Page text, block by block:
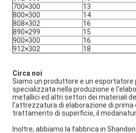
700×300
13
800×300
14
808×302
16
890×299
15
900×300
16
912×302
18
Circa noi
Siamo un produttore e un esportatore
specializzata nella produzione e
metallici ed altri settori dei materiali
l'attrezzatura di elaborazione di prima
trattamento di superficie, il
Inoltre, abbiamo la fabbrica in